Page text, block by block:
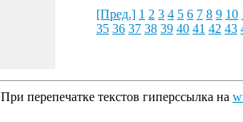
[Пред.] 1 2 3 4 5 6 7 8 9 10
35 36 37 38 39 40 41 42 43
При перепечатке текстов гиперссылка на